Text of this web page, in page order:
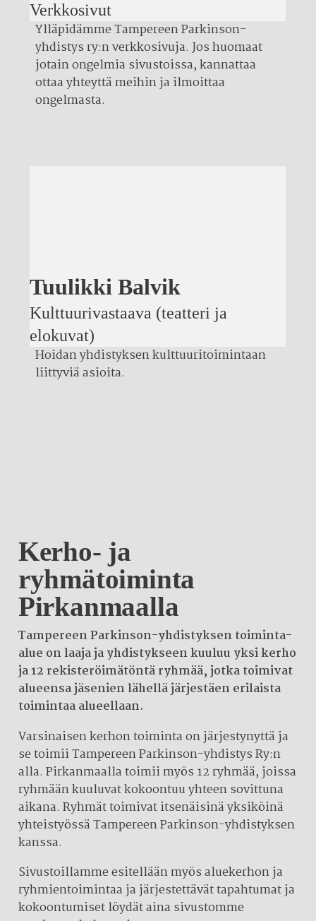
Verkkosivut
Ylläpidämme Tampereen Parkinson-
yhdistys ry:n verkkosivuja. Jos huomaat
jotain ongelmia sivustoissa, kannattaa
ottaa yhteyttä meihin ja ilmoittaa
ongelmasta.
Tuulikki Balvik
Kulttuurivastaava (teatteri ja
elokuvat)
Hoidan yhdistyksen kulttuuritoimintaan
liittyviä asioita.
Kerho- ja
ryhmätoiminta
Pirkanmaalla
Tampereen Parkinson-yhdistyksen toiminta-
alue on laaja ja yhdistykseen kuuluu yksi kerho
ja 12 rekisteröimätöntä ryhmää, jotka toimivat
alueensa jäsenien lähellä järjestäen erilaista
toimintaa alueellaan.
Varsinaisen kerhon toiminta on järjestynyttä ja
se toimii Tampereen Parkinson-yhdistys Ry:n
alla. Pirkanmaalla toimii myös 12 ryhmää, joissa
ryhmään kuuluvat kokoontuu yhteen sovittuna
aikana. Ryhmät toimivat itsenäisinä yksiköinä
yhteistyössä Tampereen Parkinson-yhdistyksen
kanssa.
Sivustoillamme esitellään myös aluekerhon ja
ryhmientoimintaa ja järjestettävät tapahtumat ja
kokoontumiset löydät aina sivustomme